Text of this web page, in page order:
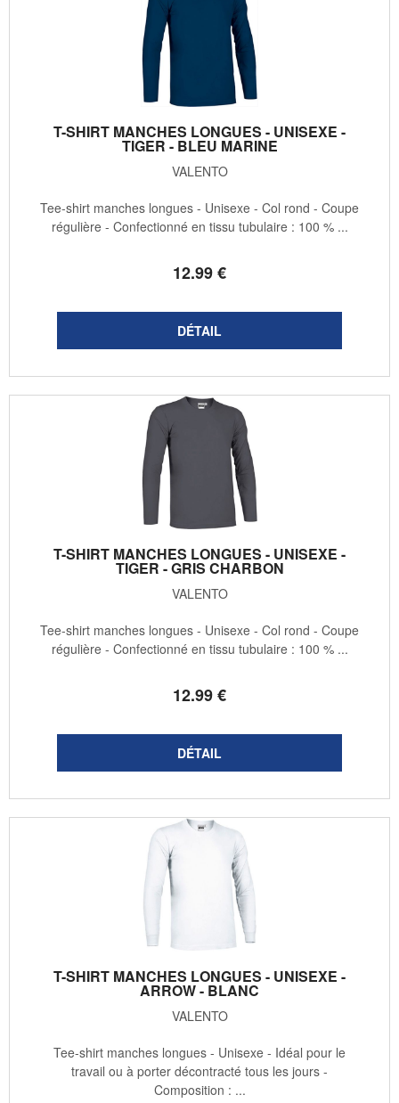
T-SHIRT MANCHES LONGUES - UNISEXE -
TIGER - BLEU MARINE
VALENTO
12.99€
Tee-shirt manches longues - Unisexe - Col rond - Coupe
régulière - Confectionné en tissu tubulaire : 100 % ...
T-SHIRT MANCHES LONGUES - UNISEXE -
TIGER - GRIS CHARBON
VALENTO
12.99€
Tee-shirt manches longues - Unisexe - Col rond - Coupe
régulière - Confectionné en tissu tubulaire : 100 % ...
T-SHIRT MANCHES LONGUES - UNISEXE -
ARROW - BLANC
VALENTO
Tee-shirt manches longues - Unisexe - Idéal pour le
travail ou à porter décontracté tous les jours -
Composition : ...